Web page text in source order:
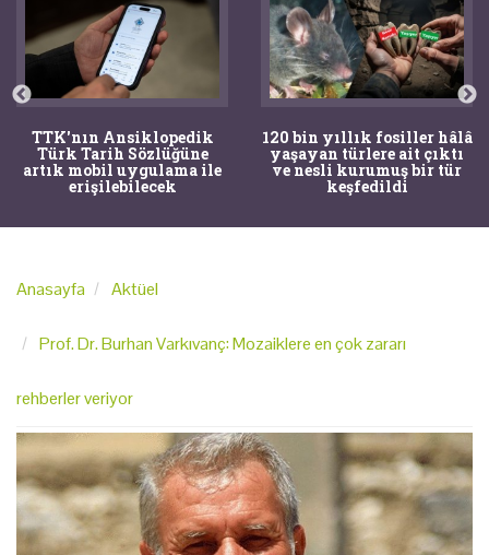
TTK'nın Ansiklopedik
Türk Tarih Sözlüğüne
artık mobil uygulama ile
erişilebilecek
120 bin yıllık fosiller hâlâ
yaşayan türlere ait çıktı
ve nesli kurumuş bir tür
keşfedildi
Anasayfa Aktüel
Prof. Dr. Burhan Varkıvanç: Mozaiklere en çok zararı
rehberler veriyor